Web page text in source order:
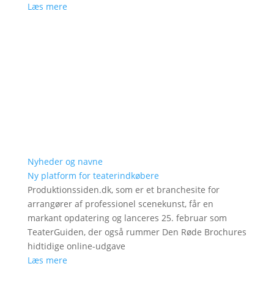
Læs mere
Nyheder og navne
Ny platform for teaterindkøbere
Produktionssiden.dk, som er et branchesite for
arrangører af professionel scenekunst, får en
markant opdatering og lanceres 25. februar som
TeaterGuiden, der også rummer Den Røde Brochures
hidtidige online-udgave
Læs mere